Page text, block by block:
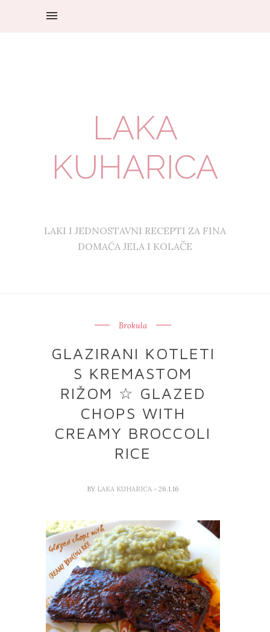
LAKA
KUHARICA
LAKI I JEDNOSTAVNI RECEPTI ZA FINA
DOMAĆA JELA I KOLAČE
Brokula
GLAZIRANI KOTLETI
S KREMASTOM
RIŽOM ☆ GLAZED
CHOPS WITH
CREAMY BROCCOLI
RICE
BY LAKA KUHARICA - 26.1.16